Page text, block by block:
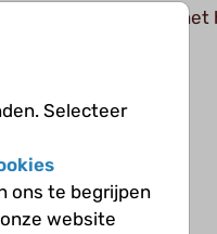
manieren zijn er om
Selecteer
ons te begrijpen
website